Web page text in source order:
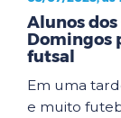
Alunos dos
Domingos
futsal
Em uma
e muito